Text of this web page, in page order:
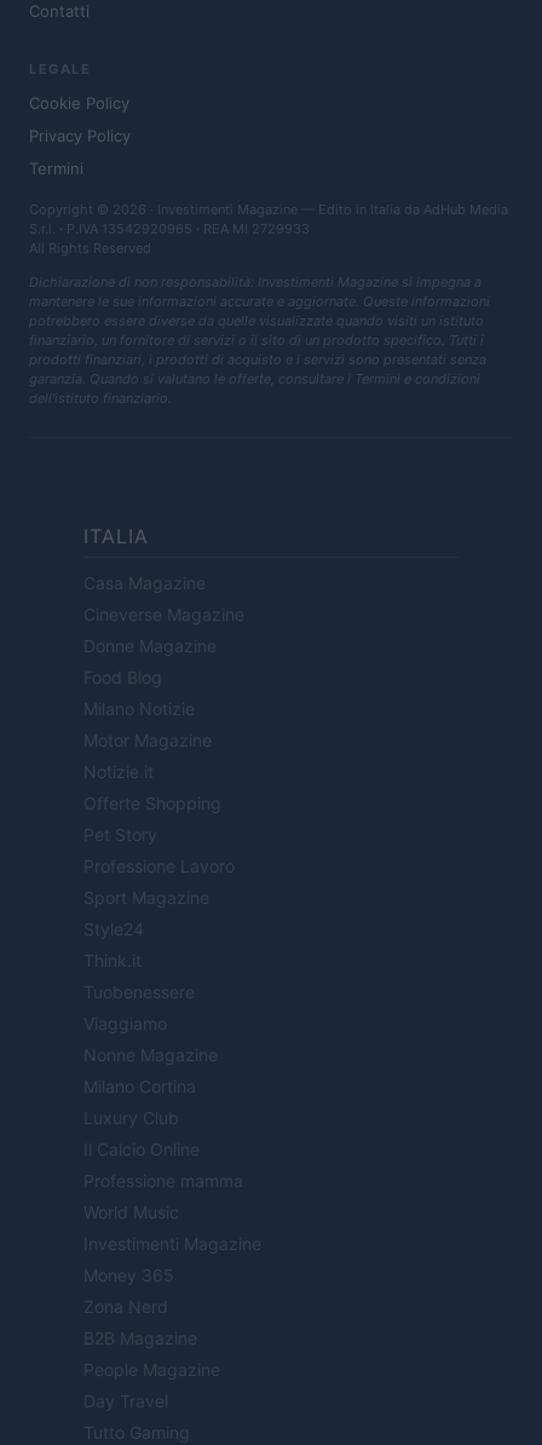
Contatti
LEGALE
Cookie Policy
Privacy Policy
Termini
Copyright © 2026 · Investimenti Magazine — Edito in Italia da AdHub Media
S.r.l. · P.IVA 13542920965 · REA MI 2729933
All Rights Reserved
Dichiarazione di non responsabilità: Investimenti Magazine si impegna a
mantenere le sue informazioni accurate e aggiornate. Queste informazioni
potrebbero essere diverse da quelle visualizzate quando visiti un istituto
finanziario, un fornitore di servizi o il sito di un prodotto specifico. Tutti i
prodotti finanziari, i prodotti di acquisto e i servizi sono presentati senza
garanzia. Quando si valutano le offerte, consultare i Termini e condizioni
dell'istituto finanziario.
ITALIA
Casa Magazine
Cineverse Magazine
Donne Magazine
Food Blog
Milano Notizie
Motor Magazine
Notizie.it
Offerte Shopping
Pet Story
Professione Lavoro
Sport Magazine
Style24
Think.it
Tuobenessere
Viaggiamo
Nonne Magazine
Milano Cortina
Luxury Club
Il Calcio Online
Professione mamma
World Music
Investimenti Magazine
Money 365
Zona Nerd
B2B Magazine
People Magazine
Day Travel
Tutto Gaming